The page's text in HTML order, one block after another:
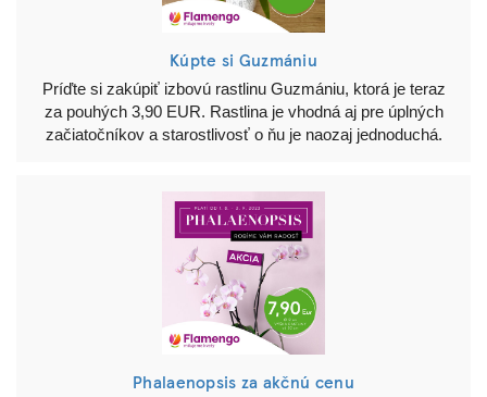
Kúpte si Guzmániu
Príďte si zakúpiť izbovú rastlinu Guzmániu, ktorá je teraz
za pouhých 3,90 EUR. Rastlina je vhodná aj pre úplných
začiatočníkov a starostlivosť o ňu je naozaj jednoduchá.
Phalaenopsis za akčnú cenu